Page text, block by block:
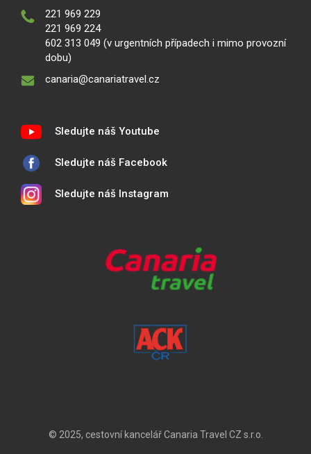
221 969 229
221 969 224
602 313 049 (v urgentních případech i mimo provozní
dobu)
canaria@canariatravel.cz
Sledujte náš Youtube
Sledujte náš Facebook
Sledujte náš Instagram
© 2025, cestovní kancelář Canaria Travel CZ s.r.o.